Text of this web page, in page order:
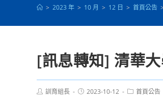
> 2023 年 > 10 月 > 12 日 > 首頁公告
[訊息轉知] 清華
Post訓育組長
Post2023-10-12
Post首頁公告